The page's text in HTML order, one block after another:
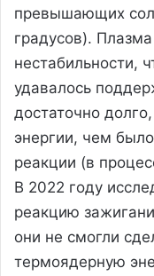
превышающих
градусов).
нестабильности,
удавалось
достаточно
энергии, чем
реакции (в
В 2022 году
реакцию
они не смогли
термоядерную